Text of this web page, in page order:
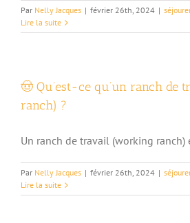
Par Nelly Jacques | février 26th, 2024 |
Lire la suite
🤠 Qu’est-ce qu’un ranch de
ranch) ?
Un ranch de travail (working ranch)
Par Nelly Jacques | février 26th, 2024 |
Lire la suite